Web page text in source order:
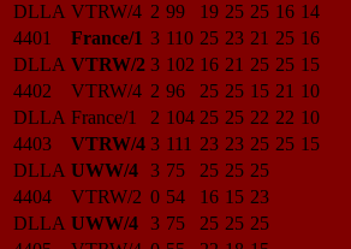
DLLA VTRW/4 2 99 19 25 25 16 14
4401
France/1 3 110 25 23 21 25 16
DLLA VTRW/2 3 102 16 21 25 25 15
4402
VTRW/4 2 96 25 25 15 21 10
DLLA France/1 2 104 25 25 22 22 10
4403
VTRW/4 3 111 23 23 25 25 15
DLLA UWW/4 3 75 25 25 25
4404
VTRW/2 0 54 16 15 23
DLLA UWW/4 3 75 25 25 25